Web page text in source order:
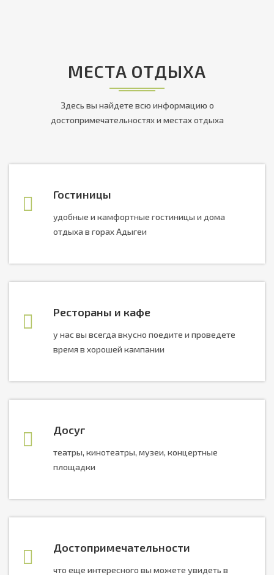
МЕСТА ОТДЫХА
Здесь вы найдете всю информацию о
достопримечательностях и местах отдыха
Гостиницы
удобные и камфортные гостиницы и дома
отдыха в горах Адыгеи
Рестораны и кафе
у нас вы всегда вкусно поедите и проведете
время в хорошей кампании
Досуг
театры, кинотеатры, музеи, концертные
площадки
Достопримечательности
что еще интересного вы можете увидеть в